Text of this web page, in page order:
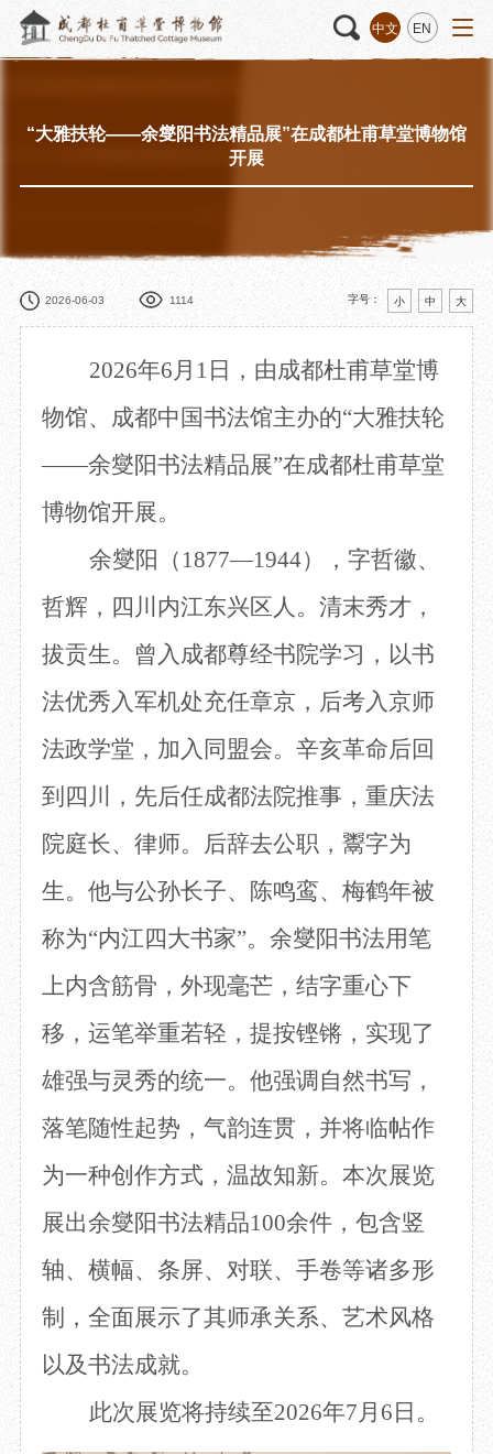
中文 EN
请
“人日游草堂”系列文化活动
数字资源
捐赠名录
文创 杜甫草堂文创馆
草堂艺术中心
文创咨询
景点 正门
柴门
工部祠
少陵草堂碑亭
唐代遗址
草堂影壁
大雅堂
草堂书院
“大雅扶轮——余燮阳书法精品展”在成都杜甫草堂博物馆
开展
2026-06-03 1114 字号： 小 中 大
2026年6月1日，由成都杜甫草堂博
物馆、成都中国书法馆主办的“大雅扶轮
——余燮阳书法精品展”在成都杜甫草堂
博物馆开展。
余燮阳（ 1877—1944），字哲徽、
哲辉，四川内江东兴区人。清末秀才，
拔贡生。曾入成都尊经书院学习，以书
法优秀入军机处充任章京，后考入京师
法政学堂，加入同盟会。辛亥革命后回
到四川，先后任成都法院推事，重庆法
院庭长、律师。后辞去公职，鬻字为
生。他与公孙长子、陈鸣鸾、梅鹤年被
称为“内江四大书家”。余燮阳书法用笔
上内含筋骨，外现毫芒，结字重心下
移，运笔举重若轻， 提按铿锵，实现了
雄强与灵秀的统一。他强调自然书写，
落笔随性起势，气韵连贯， 并将临帖作
为一种创作方式，温故知新。本次展览
展出余燮阳书法精品100余件，包含竖
轴、横幅、条屏、对联、手卷等诸多形
制 ，全面展示了其师承关系、艺术风格
以及书法成就。
此次展览将持续至2026年7月6日。